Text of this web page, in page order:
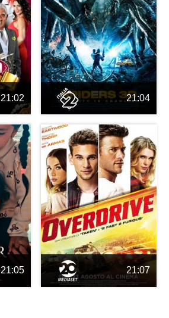
21:02 21:04
21:05 21:07